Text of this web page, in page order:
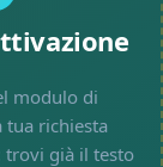
modulo di
richiesta
trovi già il testo